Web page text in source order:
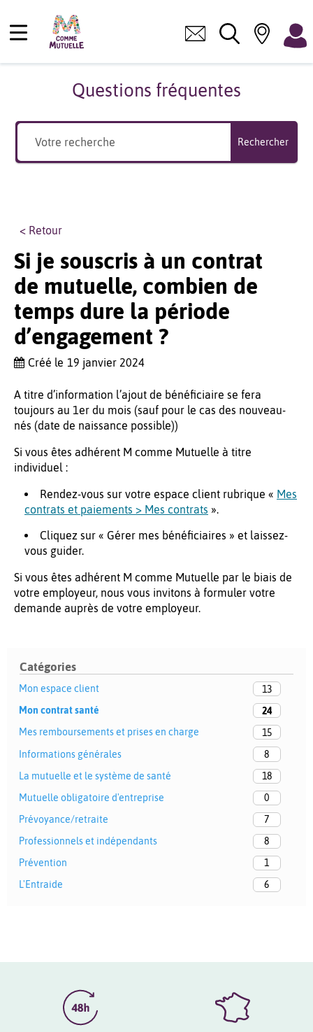
Questions fréquentes
Rechercher
Catégories
Mon espace client
13
Mon contrat santé
24
Mes remboursements et prises en charge
15
Informations générales
8
La mutuelle et le système de santé
18
Mutuelle obligatoire d'entreprise
0
Prévoyance/retraite
7
Professionnels et indépendants
8
Prévention
1
L'Entraide
6
< Retour
Si je souscris à un contrat
de mutuelle, combien de
temps dure la période
d’engagement ?
Créé le 19 janvier 2024
A titre d’information l’ajout de bénéficiaire se fera
toujours au 1er du mois (sauf pour le cas des nouveau-
nés (date de naissance possible))
Si vous êtes adhérent M comme Mutuelle à titre
individuel :
Rendez-vous sur votre espace client rubrique « Mes
contrats et paiements > Mes contrats ».
Cliquez sur « Gérer mes bénéficiaires » et laissez-
vous guider.
Si vous êtes adhérent M comme Mutuelle par le biais de
votre employeur, nous vous invitons à formuler votre
demande auprès de votre employeur.